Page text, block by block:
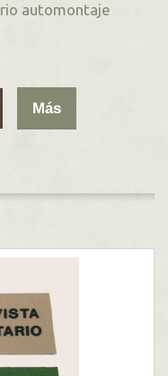
automontaje
Más